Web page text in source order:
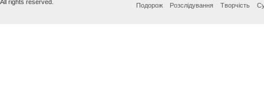
All rights reserved. Подорож Розслідування Творчість